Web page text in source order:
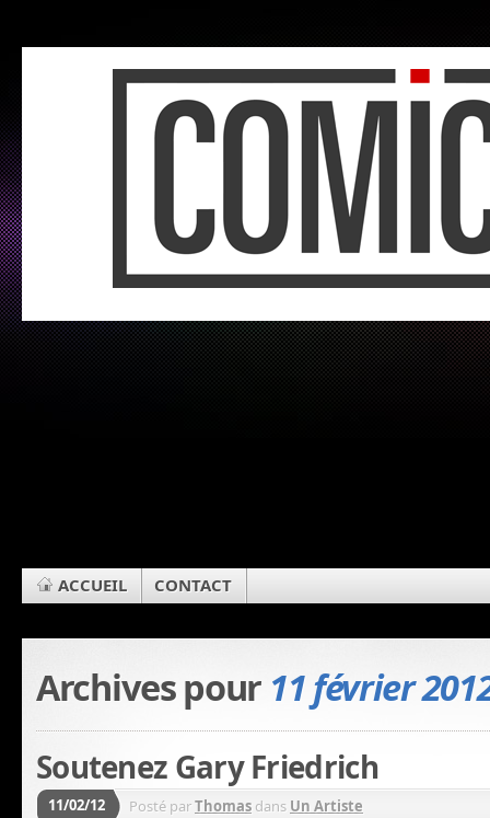
ACCUEIL CONTACT
Archives pour 11 février
Soutenez Gary Friedrich
11/02/12 Posté parThomas dans Un Artiste